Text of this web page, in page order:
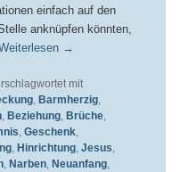
einfach auf den
anknüpfen könnten,
→
mit
, Barmherzig,
, Beziehung, Brüche,
Geschenk,
, Hinrichtung, Jesus
, Narben, Neuanfang,